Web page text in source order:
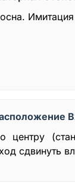
центру
сдвинуть